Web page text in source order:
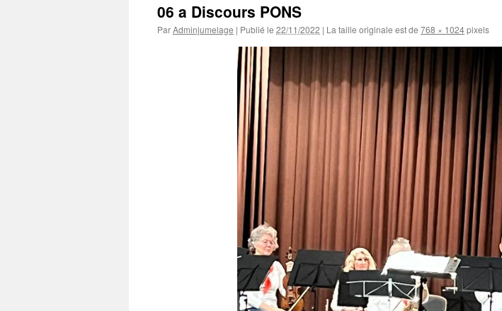
06 a Discours PONS
ParAdminjumelage | Publié le 22/11/2022 | La taille originale est de 768 × 1024pixels